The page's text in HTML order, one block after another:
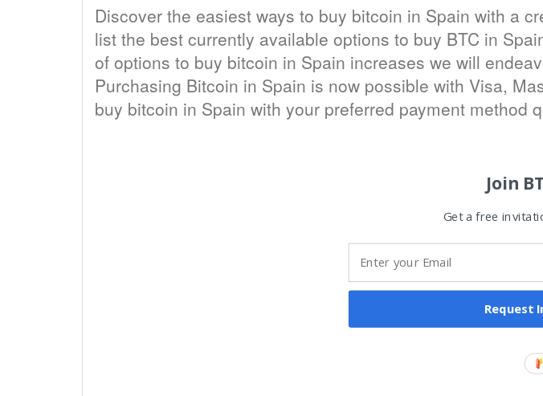
Discover the easiest ways to buy bitcoin in Spain with a
list the best currently available options to buy BTC in
of options to buy bitcoin in Spain increases we will
Purchasing Bitcoin in Spain is now possible with Visa,
buy bitcoin in Spain with your preferred payment method
Join
Get a free
Request